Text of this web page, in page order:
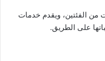
من الفئتين، ويقدم خدمات
على الطريق.